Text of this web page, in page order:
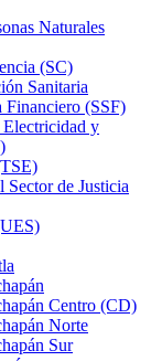
Naturales
(SC)
Sanitaria
Financiero (SSF)
Electricidad y
de Justicia
Centro (CD)
Norte
Sur